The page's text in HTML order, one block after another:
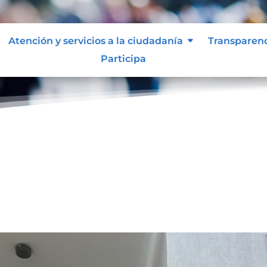
Atención y servicios a la ciudadanía
Participa